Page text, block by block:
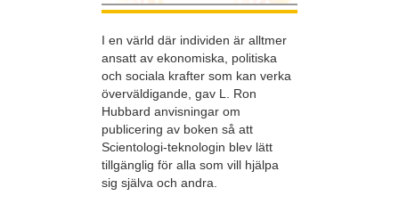
I en värld där individen är alltmer
ansatt av ekonomiska, politiska
och sociala krafter som kan verka
överväldigande, gav L. Ron
Hubbard anvisningar om
publicering av boken så att
Scientologi-teknologin blev lätt
tillgänglig för alla som vill hjälpa
sig själva och andra.